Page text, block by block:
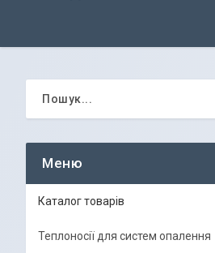
Каталог товарів
Теплоносії для систем опалення